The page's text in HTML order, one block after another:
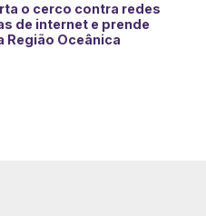
o cerco contra redes
de internet e prende
Região Oceânica